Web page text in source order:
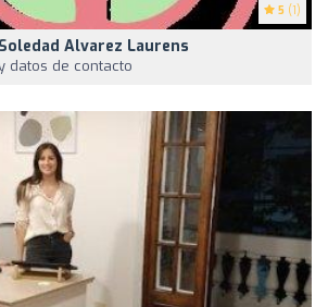
5 (1)
Alvarez Laurens
datos de contacto